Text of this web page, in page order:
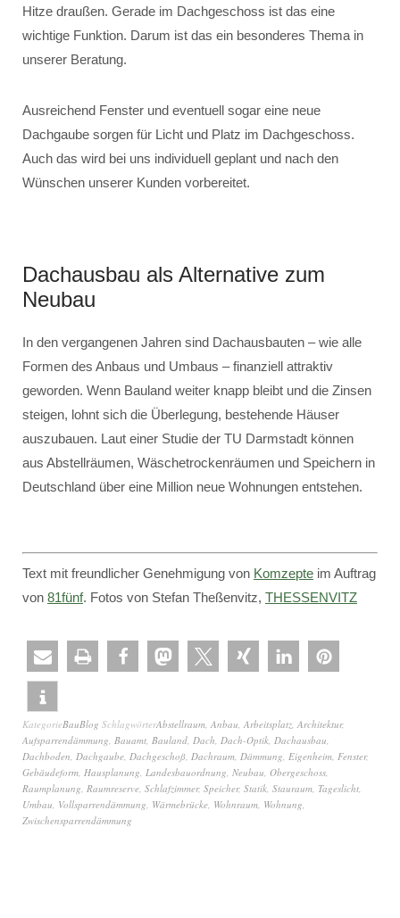
Hitze draußen. Gerade im Dachgeschoss ist das eine
wichtige Funktion. Darum ist das ein besonderes Thema in
unserer Beratung.
Ausreichend Fenster und eventuell sogar eine neue
Dachgaube sorgen für Licht und Platz im Dachgeschoss.
Auch das wird bei uns individuell geplant und nach den
Wünschen unserer Kunden vorbereitet.
Dachausbau als Alternative zum
Neubau
In den vergangenen Jahren sind Dachausbauten – wie alle
Formen des Anbaus und Umbaus – finanziell attraktiv
geworden. Wenn Bauland weiter knapp bleibt und die Zinsen
steigen, lohnt sich die Überlegung, bestehende Häuser
auszubauen. Laut einer Studie der TU Darmstadt können
aus Abstellräumen, Wäschetrockenräumen und Speichern in
Deutschland über eine Million neue Wohnungen entstehen.
Text mit freundlicher Genehmigung von Komzepte im Auftrag
von 81fünf. Fotos von Stefan Theßenvitz, THESSENVITZ
KategorieBauBlog SchlagwörterAbstellraum, Anbau, Arbeitsplatz, Architektur,
Aufsparrendämmung, Bauamt, Bauland, Dach, Dach-Optik, Dachausbau,
Dachboden, Dachgaube, Dachgeschoß, Dachraum, Dämmung, Eigenheim, Fenster,
Gebäudeform, Hausplanung, Landesbauordnung, Neubau, Obergeschoss,
Raumplanung, Raumreserve, Schlafzimmer, Speicher, Statik, Stauraum, Tageslicht,
Umbau, Vollsparrendämmung, Wärmebrücke, Wohnraum, Wohnung,
Zwischensparrendämmung